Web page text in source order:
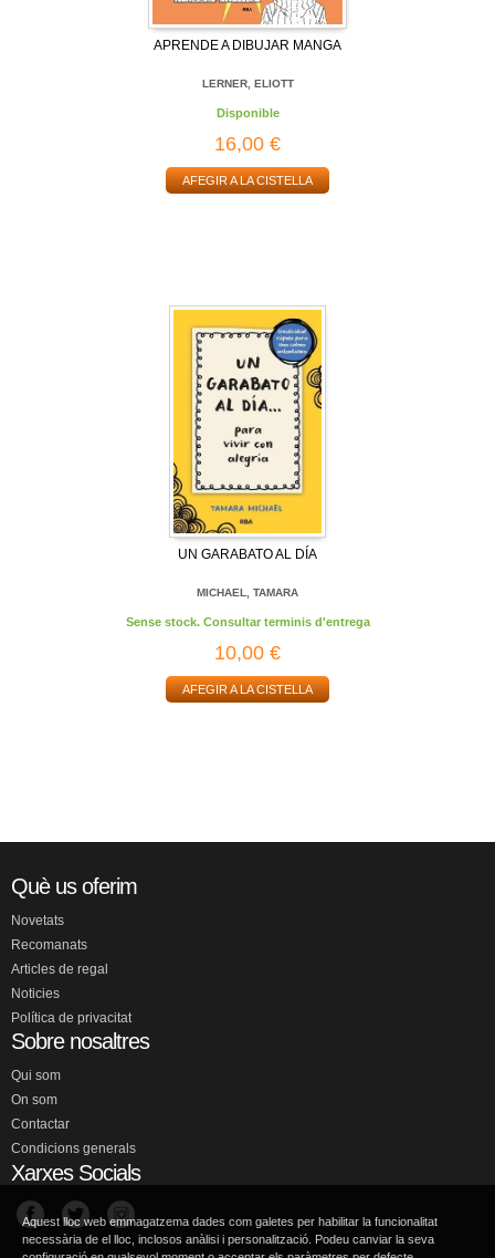
APRENDE A DIBUJAR MANGA
LERNER, ELIOTT
Disponible
16,00 €
AFEGIR A LA CISTELLA
UN GARABATO AL DÍA
MICHAEL, TAMARA
Sense stock. Consultar terminis d'entrega
10,00 €
AFEGIR A LA CISTELLA
Què us oferim
Novetats
Recomanats
Articles de regal
Noticies
Política de privacitat
Sobre nosaltres
Qui som
On som
Contactar
Condicions generals
Xarxes Socials
Aquest lloc web emmagatzema dades com galetes per habilitar la funcionalitat
necessària de el lloc, inclosos anàlisi i personalització. Podeu canviar la seva